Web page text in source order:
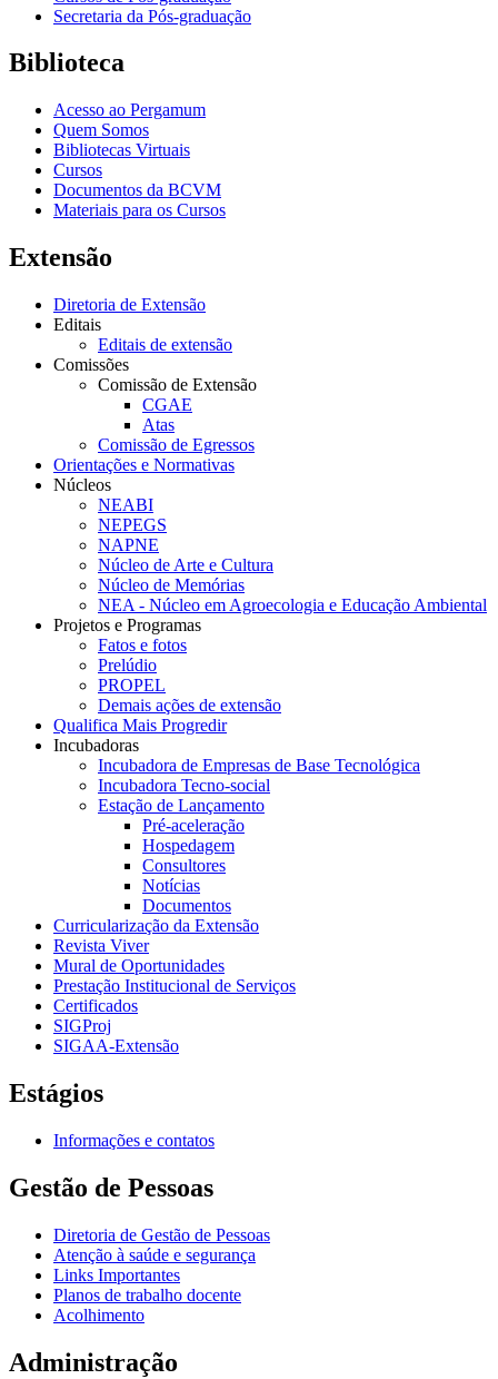
Secretaria da Pós-graduação
Biblioteca
Acesso ao Pergamum
Quem Somos
Bibliotecas Virtuais
Cursos
Documentos da BCVM
Materiais para os Cursos
Extensão
Diretoria de Extensão
Editais
Editais de extensão
Comissões
Comissão de Extensão
CGAE
Atas
Comissão de Egressos
Orientações e Normativas
Núcleos
NEABI
NEPEGS
NAPNE
Núcleo de Arte e Cultura
Núcleo de Memórias
NEA - Núcleo em Agroecologia e Educação Ambiental
Projetos e Programas
Fatos e fotos
Prelúdio
PROPEL
Demais ações de extensão
Qualifica Mais Progredir
Incubadoras
Incubadora de Empresas de Base Tecnológica
Incubadora Tecno-social
Estação de Lançamento
Pré-aceleração
Hospedagem
Consultores
Notícias
Documentos
Curricularização da Extensão
Revista Viver
Mural de Oportunidades
Prestação Institucional de Serviços
Certificados
SIGProj
SIGAA-Extensão
Estágios
Informações e contatos
Gestão de Pessoas
Diretoria de Gestão de Pessoas
Atenção à saúde e segurança
Links Importantes
Planos de trabalho docente
Acolhimento
Administração